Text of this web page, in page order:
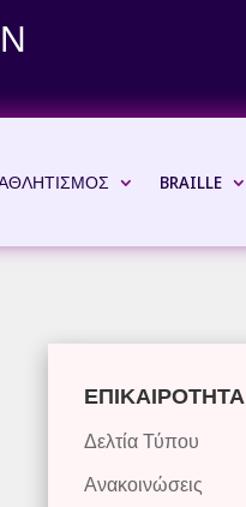
BRAILLE
ΕΠΙΚΑΙΡΟΤΗΤΑ
Δελτία Τύπου
Ανακοινώσεις